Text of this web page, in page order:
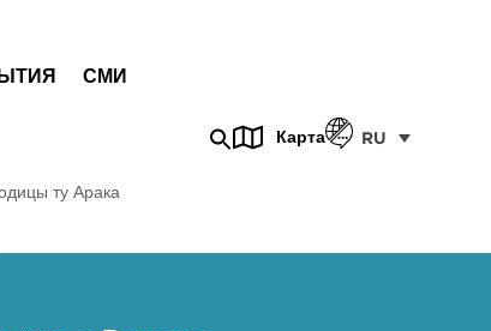
СМИ
Карта RU
ту Арака